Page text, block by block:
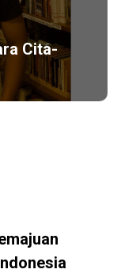
Cita-